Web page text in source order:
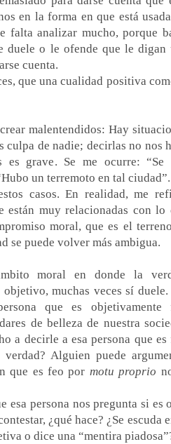
en la forma en que está
falta analizar mucho, porque
duele o le ofende que le digan
cuenta.
que una cualidad positiva
malentendidos: Hay
culpa de nadie; decirlas no nos
es grave. Se me ocurre: “Se
un terremoto en tal ciudad”.
casos. En realidad, me
están muy relacionadas con lo
moral, que es el
se puede volver más ambigua.
moral en donde la
muchas veces sí duele.
que es objetivamente
de belleza de nuestra
a decirle a esa persona que es
Alguien puede
que es feo por motu proprio
esa persona nos pregunta si es
¿qué hace? ¿Se escuda
o dice una “mentira